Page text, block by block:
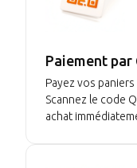
Paiement par
Payez vos
Scannez le code
achat